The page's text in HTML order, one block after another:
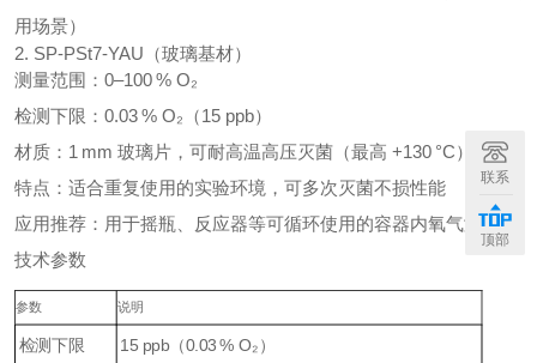
用场景）
2. SP‑PSt7‑YAU（玻璃基材）
测量范围：0–100 % O₂
检测下限：0.03 % O₂（15 ppb）
材质：1 mm 玻璃片，可耐高温高压灭菌（最高 +130 °C）
特点：适合重复使用的实验环境，可多次灭菌不损性能
应用推荐：用于摇瓶、反应器等可循环使用的容器内氧气测量
技术参数
参数 说明
检测下限 15 ppb（0.03 % O₂）
联系
顶部